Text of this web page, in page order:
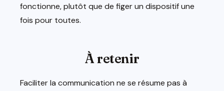
fonctionne, plutôt que de figer un dispositif une
fois pour toutes.
À retenir
Faciliter la communication ne se résume pas à